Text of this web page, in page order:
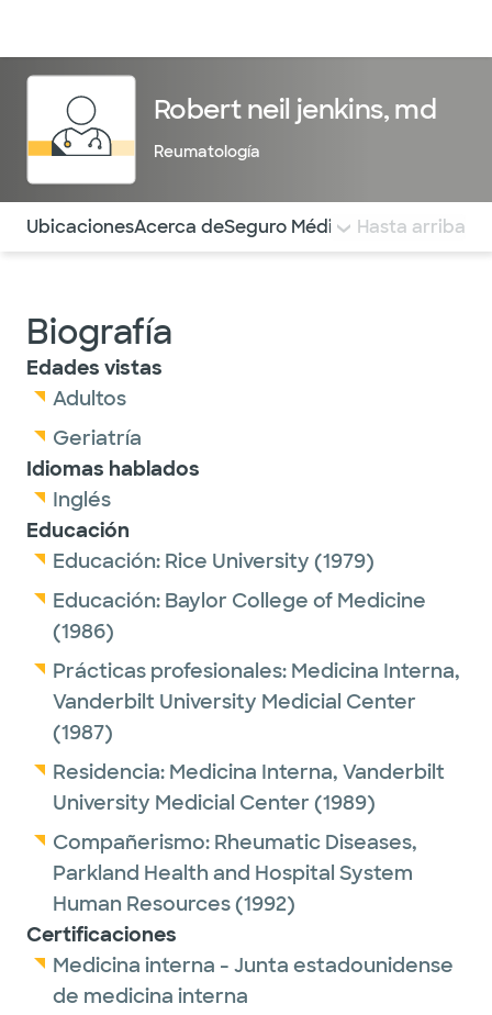
Robert neil jenkins, md
Reumatología
Utilice esta navegación para saltar rápidamente a
UbicacionesAcerca deSeguro Médico COMENTARIOS
Hasta arriba
Biografía
Edades vistas
Adultos
Geriatría
Idiomas hablados
Inglés
Educación
Educación: Rice University (1979)
Educación: Baylor College of Medicine
(1986)
Prácticas profesionales: Medicina Interna,
Vanderbilt University Medicial Center
(1987)
Residencia: Medicina Interna, Vanderbilt
University Medicial Center (1989)
Compañerismo: Rheumatic Diseases,
Parkland Health and Hospital System
Human Resources(1992)
Certificaciones
Medicina interna - Junta estadounidense
de medicina interna